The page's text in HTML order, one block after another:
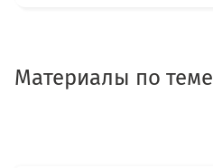
Материалы по теме